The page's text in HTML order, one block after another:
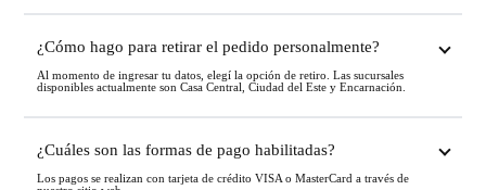
¿Cómo hago para retirar el pedido personalmente?
Al momento de ingresar tu datos, elegí la opción de retiro. Las sucursales
disponibles actualmente son Casa Central, Ciudad del Este y Encarnación.
¿Cuáles son las formas de pago habilitadas?
Los pagos se realizan con tarjeta de crédito VISA o MasterCard a través de